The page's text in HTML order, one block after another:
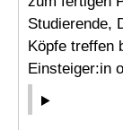
Studierende,
Köpfe treffen
Einsteiger:in